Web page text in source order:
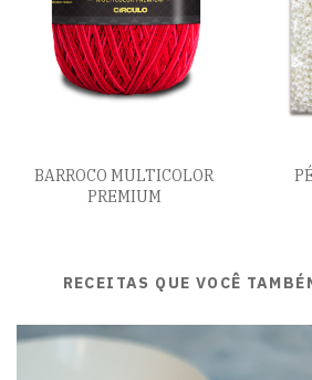
BARROCO MULTICOLOR
PREMIUM
RECEITAS QUE VOCÊ